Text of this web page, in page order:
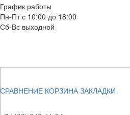
График работы
Пн-Пт с 10:00 до 18:00
Сб-Вс выходной
СРАВНЕНИЕ КОРЗИНАЗАКЛАДКИ